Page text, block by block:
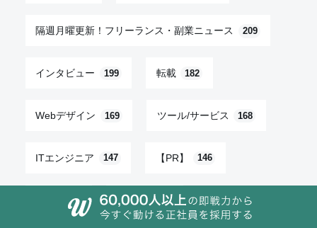
隔週月曜更新！フリーランス・副業ニュース 209
インタビュー 199 転載 182
Webデザイン 169 ツール/サービス 168
ITエンジニア 147 【PR】 146
144 コラム 123